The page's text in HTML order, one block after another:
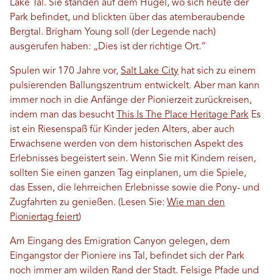
Lake Tal. Sie standen auf dem Hügel, wo sich heute der
Park befindet, und blickten über das atemberaubende
Bergtal. Brigham Young soll (der Legende nach)
ausgerufen haben: „Dies ist der richtige Ort.“
Spulen wir 170 Jahre vor, Salt Lake City hat sich zu einem
pulsierenden Ballungszentrum entwickelt. Aber man kann
immer noch in die Anfänge der Pionierzeit zurückreisen,
indem man das besucht
This Is The Place Heritage Park Es
ist ein Riesenspaß für Kinder jeden Alters, aber auch
Erwachsene werden von dem historischen Aspekt des
Erlebnisses begeistert sein. Wenn Sie mit Kindern reisen,
sollten Sie einen ganzen Tag einplanen, um die Spiele,
das Essen, die lehrreichen Erlebnisse sowie die Pony- und
Zugfahrten zu genießen. (Lesen Sie: Wie man den
Pioniertag feiert)
Am Eingang des Emigration Canyon gelegen, dem
Eingangstor der Pioniere ins Tal, befindet sich der Park
noch immer am wilden Rand der Stadt. Felsige Pfade und